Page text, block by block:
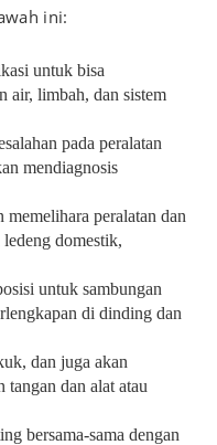
ini:
untuk bisa
air, limbah, dan sistem
pada peralatan
mendiagnosis
peralatan dan
domestik,
untuk sambungan
di dinding dan
dan juga akan
tangan dan alat atau
bersama-sama dengan